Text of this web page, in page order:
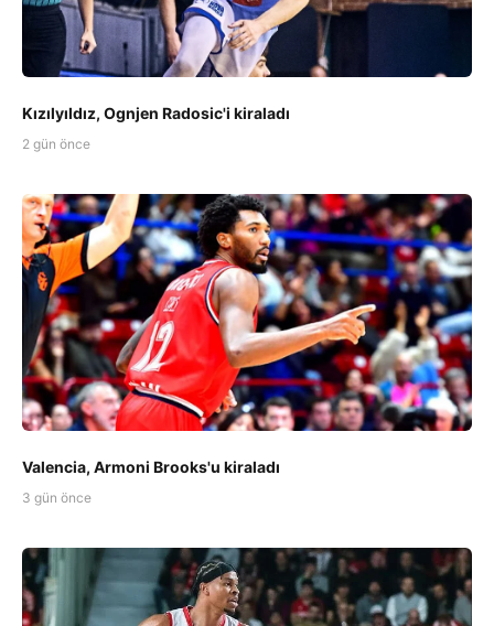
Kızılyıldız, Ognjen Radosic'i kiraladı
2 gün önce
Valencia, Armoni Brooks'u kiraladı
3 gün önce